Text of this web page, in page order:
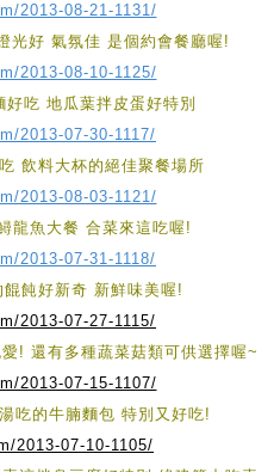
2013-08-21-1131/
光好 氣氛佳 是個約會餐廳喔!
2013-08-10-1125/
吃 地瓜葉拌皮蛋好特別
2013-07-30-1117/
飲料大杯的絕佳聚餐場所
2013-08-03-1121/
龍魚大餐 合菜來這吃喔!
2013-07-31-1118/
飩好新奇 新鮮味美喔!
2013-07-27-1115/
! 還有多種蔬菜菇類可供選擇喔~
2013-07-15-1107/
吃的牛腩麵包 特別又好吃!
2013-07-10-1105/